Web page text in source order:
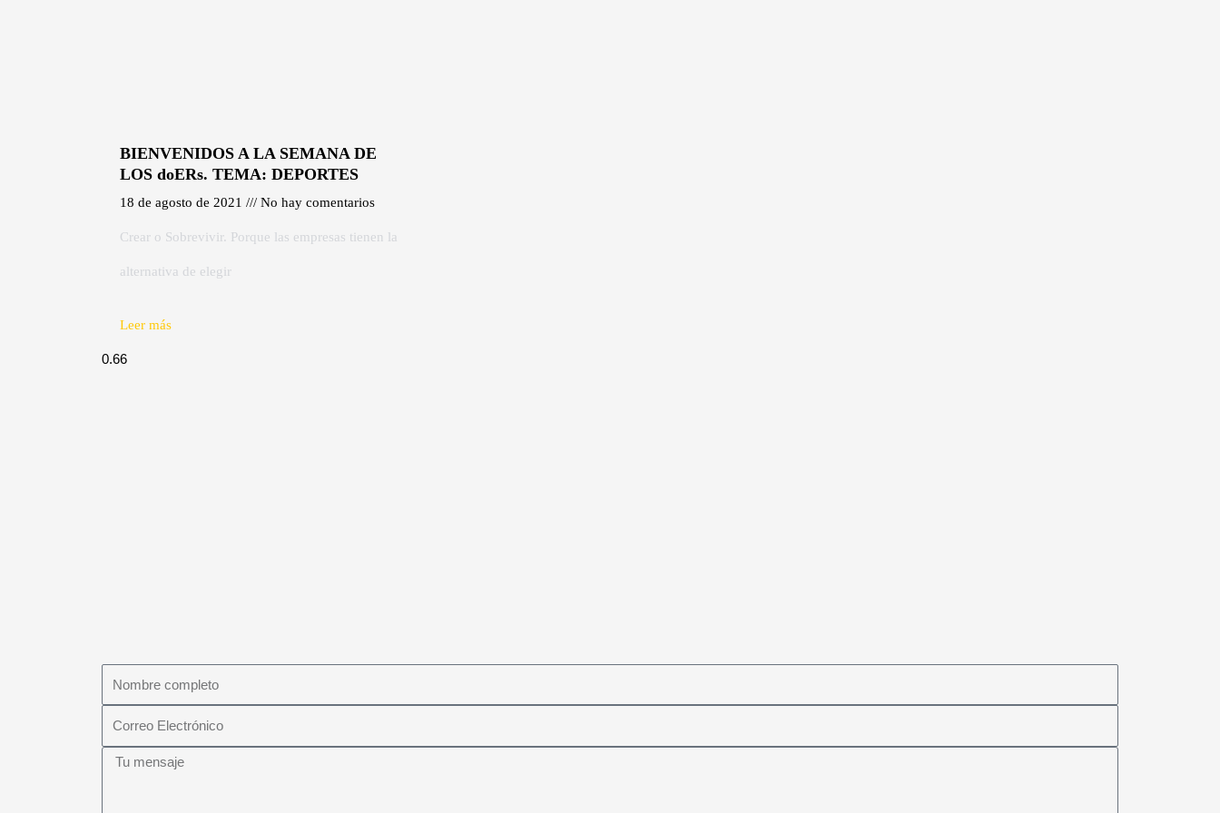
BIENVENIDOS A LA SEMANA DE
LOS doERs. TEMA: DEPORTES
18 de agosto de 2021 No hay comentarios
Crear o Sobrevivir. Porque las empresas tienen la
alternativa de elegir
Leer más